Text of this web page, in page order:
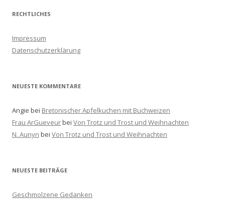
h
n
a
:
RECHTLICHES
Impressum
Datenschutzerklärung
NEUESTE KOMMENTARE
Angie bei Bretonischer Apfelkuchen mit Buchweizen
Frau ArGueveurbei Von Trotz und Trost und Weihnachten
N. Aunyn bei Von Trotz und Trost und Weihnachten
NEUESTE BEITRÄGE
Geschmolzene Gedanken